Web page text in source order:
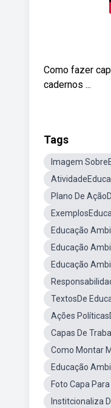
Como fazer
cadernos ...
Tags
Imagem
Plano De
Educação
Educação
Educação
TextosDe
Ações
Capas De
Como Montar
Educação
Foto Capa
Institcionaliza